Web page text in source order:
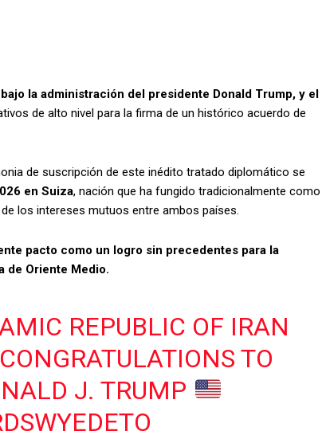
la administración del presidente Donald Trump, y el
de alto nivel para la firma de un histórico acuerdo de
de suscripción de este inédito tratado diplomático se
en Suiza, nación que ha fungido tradicionalmente como
los intereses mutuos entre ambos países.
pacto como un logro sin precedentes para la
de Oriente Medio.
REPUBLIC OF IRAN
TO
J. TRUMP